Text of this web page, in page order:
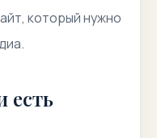
который нужно
есть